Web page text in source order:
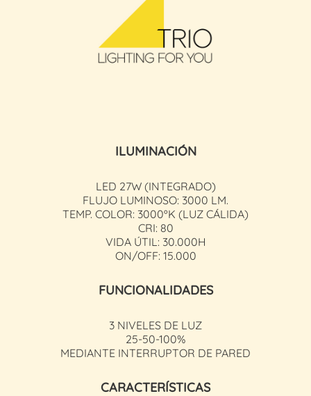
ILUMINACIÓN
LED 27W (INTEGRADO)
FLUJO LUMINOSO: 3000 LM.
TEMP. COLOR: 3000ºK (LUZ CÁLIDA)
CRI: 80
VIDA ÚTIL: 30.000H
ON/OFF: 15.000
FUNCIONALIDADES
3 NIVELES DE LUZ
25-50-100%
MEDIANTE INTERRUPTOR DE PARED
CARACTERÍSTICAS